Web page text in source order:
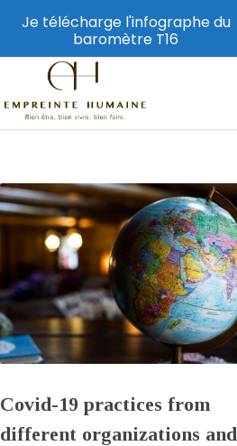
Covid-19 practices from
different organizations and
Je télécharge l'infographe du
baromètre T16